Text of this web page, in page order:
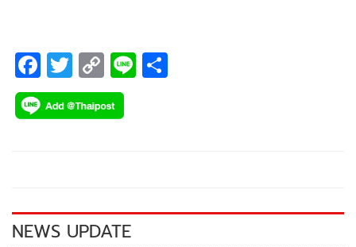
F
ac
e
k
T
wi
tt
C
o
p
k
Li
NEWS UPDATE